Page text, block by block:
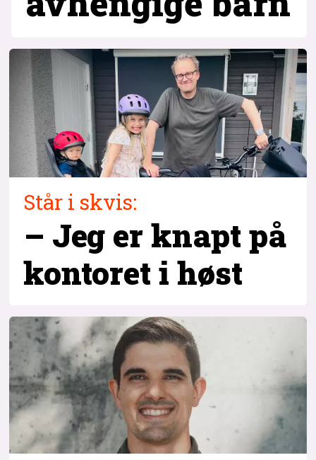
Står i skvis:
– Jeg er knapt på
kontoret i høst